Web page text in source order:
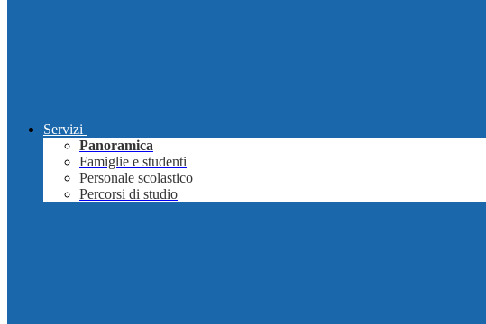
Servizi
Panoramica
Famiglie e studenti
Personale scolastico
Percorsi di studio